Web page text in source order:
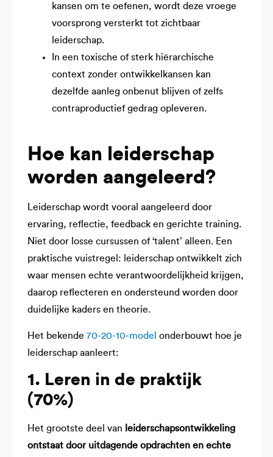
kansen om te oefenen, wordt deze vroege
voorsprong versterkt tot zichtbaar
leiderschap.
In een toxische of sterk hiërarchische
context zonder ontwikkelkansen kan
dezelfde aanleg onbenut blijven of zelfs
contraproductief gedrag opleveren.
Hoe kan leiderschap
worden aangeleerd?
Leiderschap wordt vooral aangeleerd door
ervaring, reflectie, feedback en gerichte training.
Niet door losse cursussen of ‘talent’ alleen. Een
praktische vuistregel: leiderschap ontwikkelt zich
waar mensen echte verantwoordelijkheid krijgen,
daarop reflecteren en ondersteund worden door
duidelijke kaders en theorie.
Het bekende 70-20-10‑model onderbouwt hoe je
leiderschap aanleert:
1. Leren in de praktijk
(70%)
Het grootste deel van leiderschapsontwikkeling
ontstaat door uitdagende opdrachten en echte